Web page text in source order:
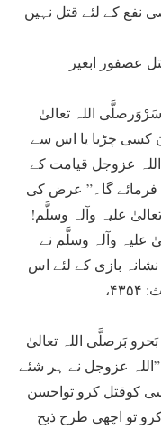
نفع کے لئے قتل نہيں
عصفور ابغیر
اللہ تعالیٰ
کسی چڑيا يا اس سے
عزوجل قيامت کے
گا۔” عرض کی
علیہ وآلہ وسلَّم!
علیہ وآلہ وسلَّم نے
نشانہ بازی کے لئے اس
کا سرنہ کاٹے۔” (المرجع السابق، الحدیث: ۴۳۵۴،
بَرصلَّی اللہ تعالیٰ
عزوجل نے ہر شئے
کوقتل کرو تواحسن
تو اچھی طرح ذبح